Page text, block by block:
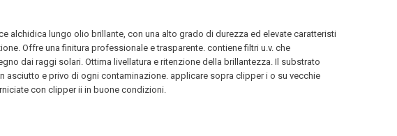
alchidica lungo olio brillante, con una alto grado di durezza ed elevate caratteristi
Offre una finitura professionale e trasparente. contiene filtri u.v. che
dai raggi solari. Ottima livellatura e ritenzione della brillantezza. Il substrato
asciutto e privo di ogni contaminazione. applicare sopra clipper i o su vecchie
con clipper ii in buone condizioni.